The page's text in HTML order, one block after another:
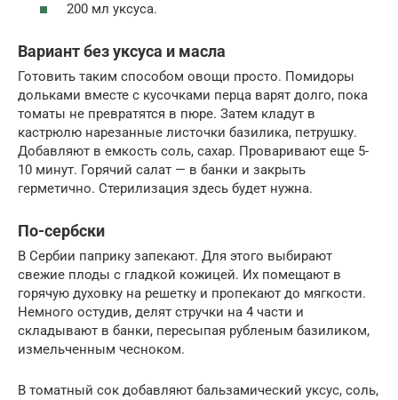
200 мл уксуса.
Вариант без уксуса и масла
Готовить таким способом овощи просто. Помидоры
дольками вместе с кусочками перца варят долго, пока
томаты не превратятся в пюре. Затем кладут в
кастрюлю нарезанные листочки базилика, петрушку.
Добавляют в емкость соль, сахар. Проваривают еще 5-
10 минут. Горячий салат — в банки и закрыть
герметично. Стерилизация здесь будет нужна.
По-сербски
В Сербии паприку запекают. Для этого выбирают
свежие плоды с гладкой кожицей. Их помещают в
горячую духовку на решетку и пропекают до мягкости.
Немного остудив, делят стручки на 4 части и
складывают в банки, пересыпая рубленым базиликом,
измельченным чесноком.
В томатный сок добавляют бальзамический уксус, соль,